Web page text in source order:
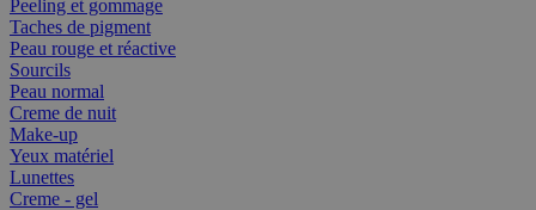
Peeling et gommage
Taches de pigment
Peau rouge et réactive
Sourcils
Peau normal
Creme de nuit
Make-up
Yeux matériel
Lunettes
Creme - gel